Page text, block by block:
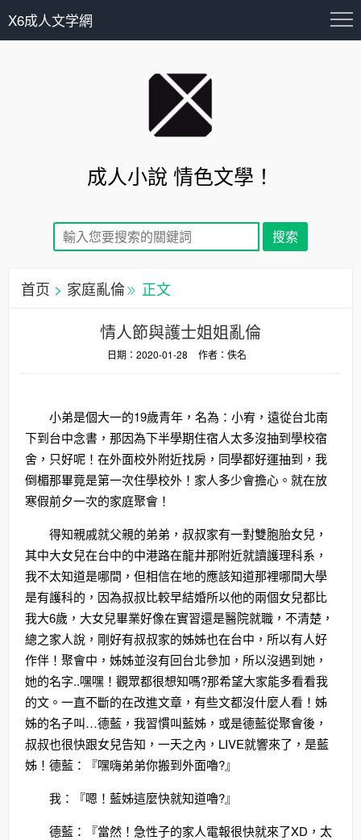
X6成人文学網
成人小說 情色文學！
首页 > 家庭亂倫 正文
情人節與護士姐姐亂倫
日期：2020-01-28 作者：佚名
小弟是個大一的19歲青年，名為：小宥，遠從台北南
下到台中念書，那因為下半學期住宿人太多沒抽到學校宿
舍，只好呢！在外面校外附近找房，同學都好運抽到，我
倒楣那畢竟是第一次住學校外！家人多少會擔心。就在放
寒假前夕一次的家庭聚會！
得知親戚就父親的弟弟，叔叔家有一對雙胞胎女兒，
其中大女兒在台中的中港路在龍井那附近就讀護理科系，
我不太知道是哪間，但相信在地的應該知道那裡哪間大學
是有護科的，因為叔叔比較早結婚所以他的兩個女兒都比
我大6歲，大女兒畢業好像在實習還是醫院就職，不清楚，
總之家人說，剛好有叔叔家的姊姊也在台中，所以有人好
作伴！聚會中，姊姊並沒有回台北參加，所以沒遇到她，
她的名字..嘿嘿！觀眾都很想知嗎?那希望大家能多看看我
的文。一直不斷的在改進文章，有些文都沒什麼人看！姊
姊的名子叫…德藍，我習慣叫藍姊，或是德藍從聚會後，
叔叔也很快跟女兒告知，一天之內，LIVE就響來了，是藍
姊！德藍：『嘿嗨弟弟你搬到外面嚕?』
我：『嗯！藍姊這麼快就知道嚕?』
德藍：『當然！急性子的家人電報很快就來了XD，太